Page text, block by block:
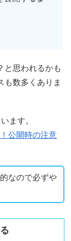
と思われるかも
も数多くありま
ます。
公開時の注意
なので必ずや